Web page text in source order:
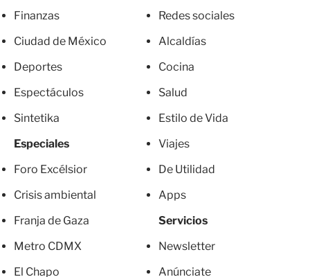
Finanzas
Ciudad de México
Deportes
Espectáculos
Sintetika
Especiales
Foro Excélsior
Crisis ambiental
Franja de Gaza
Metro CDMX
El Chapo
Redes sociales
Alcaldías
Cocina
Salud
Estilo de Vida
Viajes
De Utilidad
Apps
Servicios
Newsletter
Anúnciate